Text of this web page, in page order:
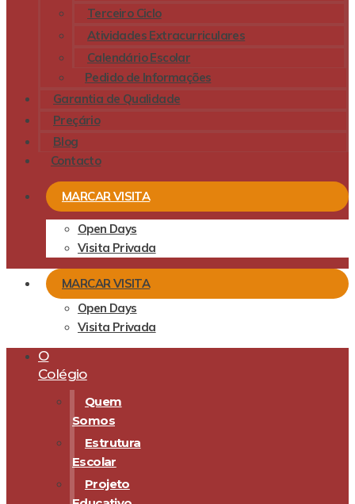
Terceiro Ciclo
Atividades Extracurriculares
Calendário Escolar
Pedido de Informações
Garantia de Qualidade
Preçário
Blog
Contacto
MARCAR VISITA
Open Days
Visita Privada
MARCAR VISITA
Open Days
Visita Privada
O
Colégio
Quem
Somos
Estrutura
Escolar
Projeto